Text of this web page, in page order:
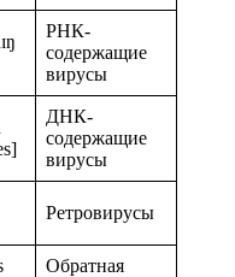
РНК-
содержащие
вирусы
ДНК-
содержащие
вирусы
Ретровирусы
Обратная